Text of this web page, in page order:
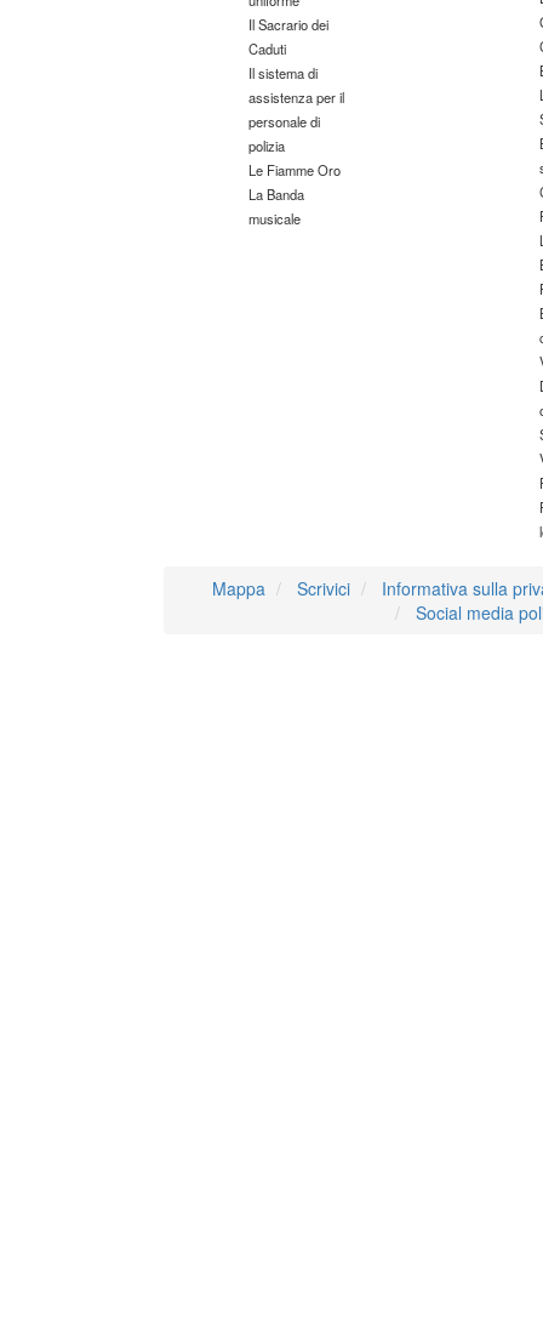
Il Sacrario dei
Caduti
Il sistema di
assistenza per il
personale di
polizia
Le Fiamme Oro
La Banda
musicale
Mappa Scrivici
Informativa sulla
Social media